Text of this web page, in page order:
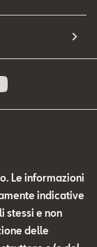
Le informazioni
indicative
stessi e non
delle